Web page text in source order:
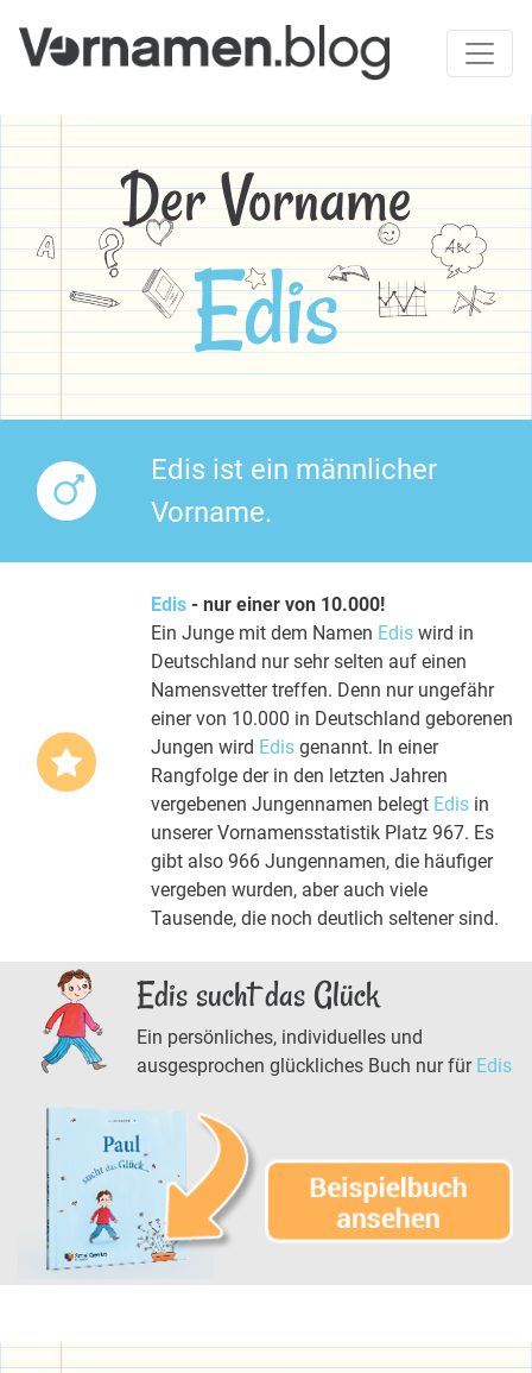
Der Vorname
Edis
Edis ist ein männlicher
Vorname.
Edis - nur einer von 10.000!
Ein Junge mit dem Namen Edis wird in
Deutschland nur sehr selten auf einen
Namensvetter treffen. Denn nur ungefähr
einer von 10.000 in Deutschland geborenen
Jungen wird Edis genannt. In einer
Rangfolge der in den letzten Jahren
vergebenen Jungennamen belegt Edis in
unserer Vornamensstatistik Platz 967. Es
gibt also 966 Jungennamen, die häufiger
vergeben wurden, aber auch viele
Tausende, die noch deutlich seltener sind.
Edis sucht das Glück
Ein persönliches, individuelles und
ausgesprochen glückliches Buch nur für Edis